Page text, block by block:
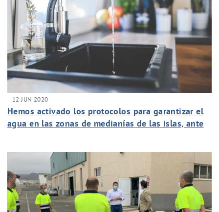
12 JUN 2020
Hemos activado los protocolos para garantizar el
agua en las zonas de medianías de las islas, ante